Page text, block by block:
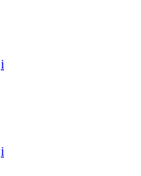
i
i